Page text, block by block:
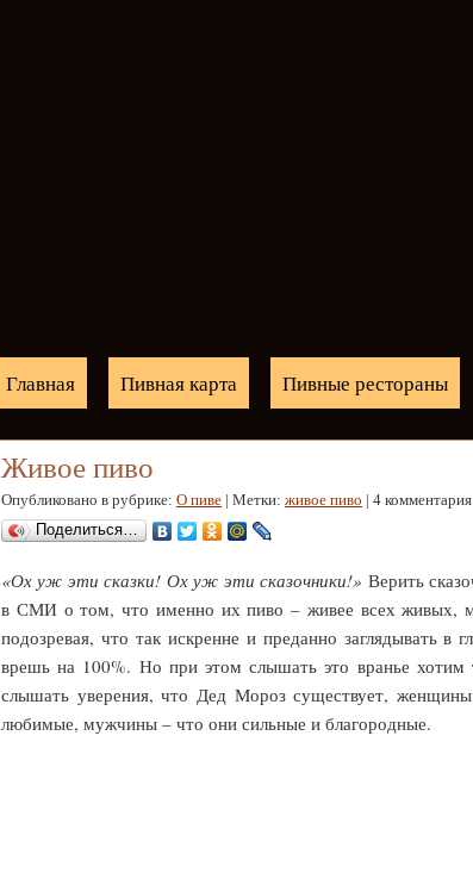
Главная Пивная карта Пивные рестораны
Живое пиво
Опубликовано в рубрике: О пиве | Метки: живое пиво | 4 комментария
Поделиться…
«Ох уж эти сказки! Ох уж эти сказочники!» Верить
в СМИ о том, что именно их пиво – живее всех живых,
подозревая, что так искренне и преданно заглядывать в
врешь на 100%. Но при этом слышать это вранье хотим
слышать уверения, что Дед Мороз существует,
любимые, мужчины – что они сильные и благородные.